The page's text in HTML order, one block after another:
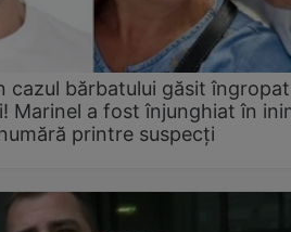
cazul bărbatului găsit
Marinel a fost înjunghiat în
printre suspecți